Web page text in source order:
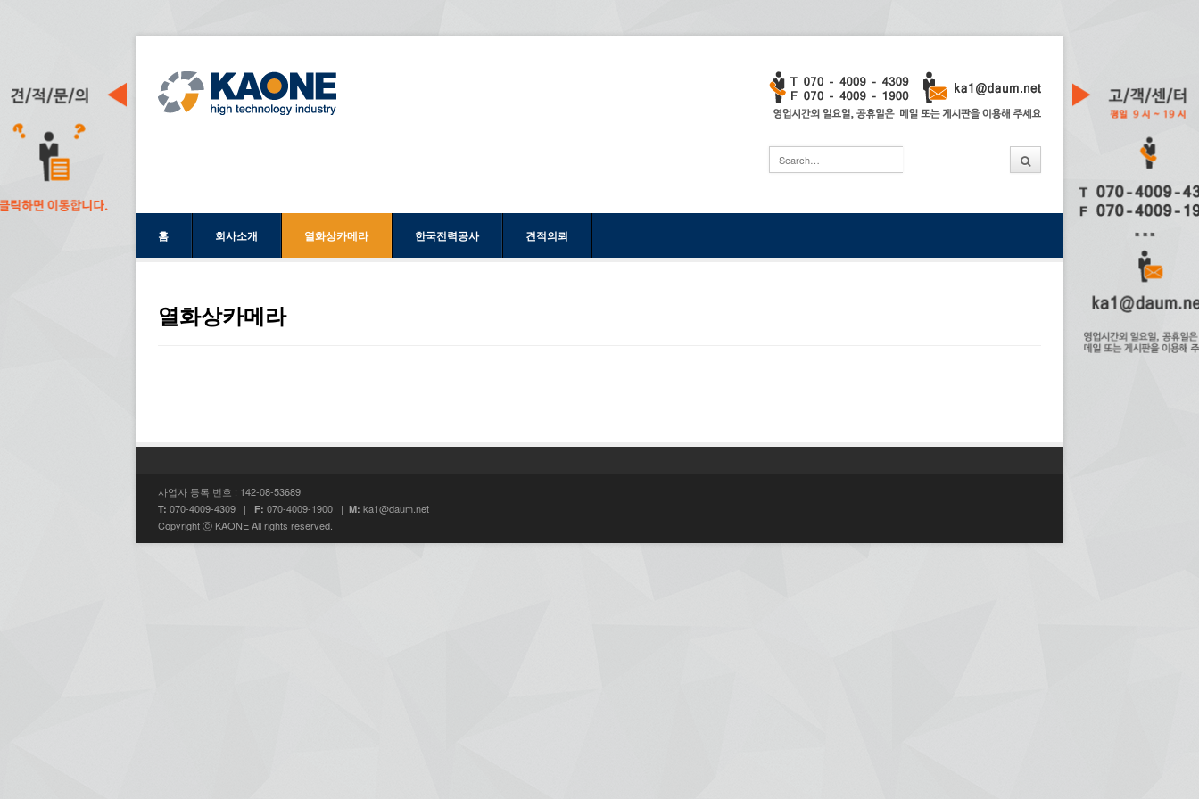
홈 회사소개 열화상카메라 한국전력공사 견적의뢰
열화상카메라
사업자 등록 번호 : 142-08-53689
T: 070-4009-4309 | F: 070-4009-1900 | M: ka1@daum.net
Copyright ⓒ KAONE All rights reserved.